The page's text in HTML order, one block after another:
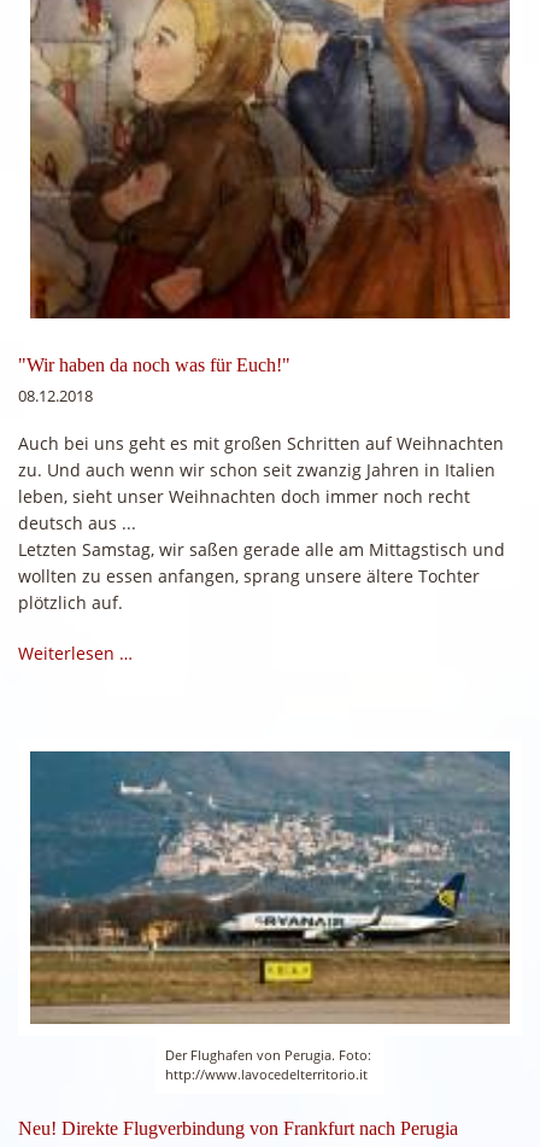
"Wir haben da noch was für Euch!"
08.12.2018
Auch bei uns geht es mit großen Schritten auf Weihnachten
zu. Und auch wenn wir schon seit zwanzig Jahren in Italien
leben, sieht unser Weihnachten doch immer noch recht
deutsch aus ...
Letzten Samstag, wir saßen gerade alle am Mittagstisch und
wollten zu essen anfangen, sprang unsere ältere Tochter
plötzlich auf.
Weiterlesen …
Der Flughafen von Perugia. Foto:
http://www.lavocedelterritorio.it
Neu! Direkte Flugverbindung von Frankfurt nach Perugia